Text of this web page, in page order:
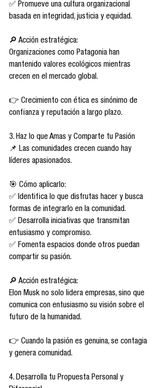
✅ Promueve una cultura organizacional
basada en integridad, justicia y equidad.
🔎 Acción estratégica:
Organizaciones como Patagonia han
mantenido valores ecológicos mientras
crecen en el mercado global.
👉 Crecimiento con ética es sinónimo de
confianza y reputación a largo plazo.
3. Haz lo que Amas y Comparte tu Pasión
📌 Las comunidades crecen cuando hay
líderes apasionados.
🎯 Cómo aplicarlo:
✅ Identifica lo que disfrutas hacer y busca
formas de integrarlo en la comunidad.
✅ Desarrolla iniciativas que transmitan
entusiasmo y compromiso.
✅ Fomenta espacios donde otros puedan
compartir su pasión.
🔎 Acción estratégica:
Elon Musk no solo lidera empresas, sino que
comunica con entusiasmo su visión sobre el
futuro de la humanidad.
👉 Cuando la pasión es genuina, se contagia
y genera comunidad.
4. Desarrolla tu Propuesta Personal y